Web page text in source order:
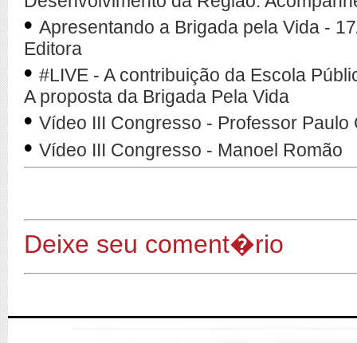
• Apresentando a Brigada pela Vida -
Editora
• #LIVE - A contribuição da Escola
A proposta da Brigada Pela Vida
• Vídeo III Congresso - Professor Paulo
• Vídeo III Congresso - Manoel Romão
Deixe seu coment�rio